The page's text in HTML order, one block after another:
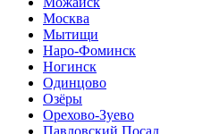
Москва
Мытищи
Наро-Фоминск
Ногинск
Одинцово
Озёры
Орехово-Зуево